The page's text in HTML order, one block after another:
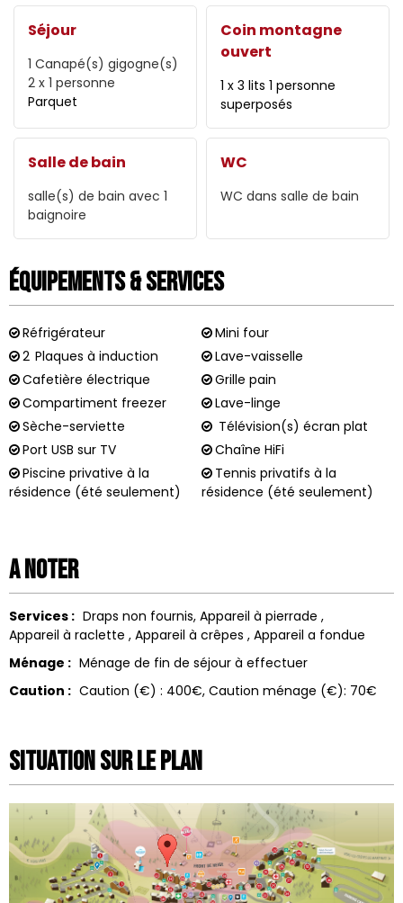
Séjour
1 Canapé(s) gigogne(s)
2 x 1 personne
Parquet
Coin montagne
ouvert
1 x 3 lits 1 personne
superposés
Salle de bain
salle(s) de bain avec 1
baignoire
WC
WC dans salle de bain
Équipements & Services
Réfrigérateur
Mini four
2 Plaques à induction
Lave-vaisselle
Cafetière électrique
Grille pain
Compartiment freezer
Lave-linge
Sèche-serviette
Télévision(s) écran plat
Port USB sur TV
Chaîne HiFi
Piscine privative à la
résidence (été seulement)
Tennis privatifs à la
résidence (été seulement)
A noter
Services : Draps non fournis Appareil à pierrade
Appareil à raclette
Appareil à crêpes
Appareil a fondue
Ménage : Ménage de fin de séjour à effectuer
Caution : Caution (€) : 400€ Caution ménage (€): 70€
Situation sur le Plan